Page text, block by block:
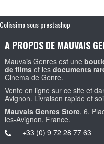
Colissimo sous prestashop
A PROPOS DE MAUVAIS
Mauvais Genres est une
de films et les documents
Cinema de Genre.
Vente en ligne sur ce site et
Avignon. Livraison rapide et
Mauvais Genres Store, 6,
les-Avignon, France.
+33 (0) 9 72 28 77 63